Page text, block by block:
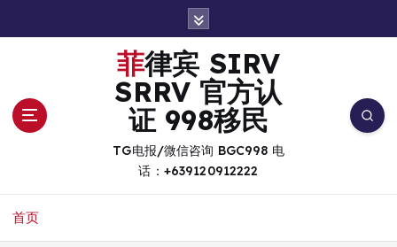
菲律宾 SIRV
SRRV 官方认
证 998移民
TG电报/微信咨询 BGC998 电
话：+639120912222
首页